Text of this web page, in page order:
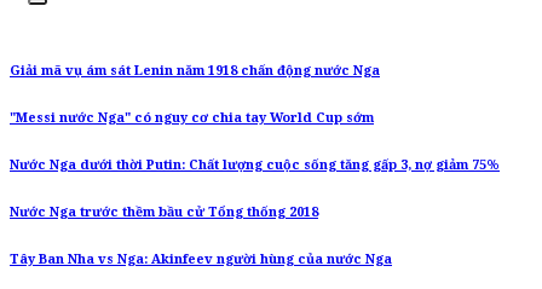
Giải mã vụ ám sát Lenin năm 1918 chấn động nước Nga
"Messi nước Nga" có nguy cơ chia tay World Cup sớm
Nước Nga dưới thời Putin: Chất lượng cuộc sống tăng gấp 3, nợ giảm 75%
Nước Nga trước thềm bầu cử Tổng thống 2018
Tây Ban Nha vs Nga: Akinfeev người hùng của nước Nga